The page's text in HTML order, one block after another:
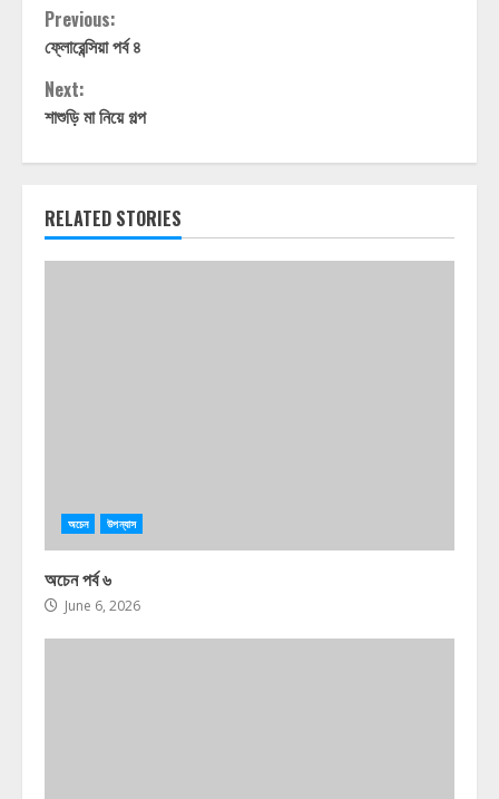
Continue
Reading
Previous:
ফ্লোরেন্সিয়া পর্ব ৪
Next:
শাশুড়ি মা নিয়ে গল্প
RELATED STORIES
অচেন উপন্যাস
অচেন পর্ব ৬
June 6, 2026